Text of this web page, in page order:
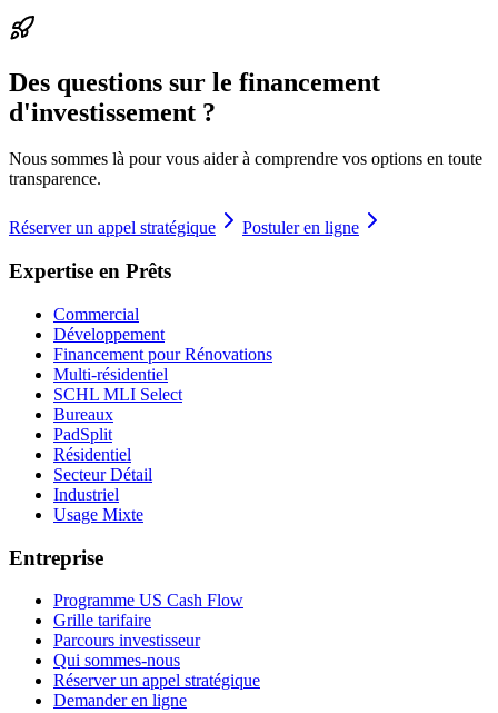
Des questions sur le financement
d'investissement ?
Nous sommes là pour vous aider à comprendre vos options en toute
transparence.
Réserver un appel stratégique Postuler en ligne
Expertise en Prêts
Commercial
Développement
Financement pour Rénovations
Multi-résidentiel
SCHL MLI Select
Bureaux
PadSplit
Résidentiel
Secteur Détail
Industriel
Usage Mixte
Entreprise
Programme US Cash Flow
Grille tarifaire
Parcours investisseur
Qui sommes-nous
Réserver un appel stratégique
Demander en ligne